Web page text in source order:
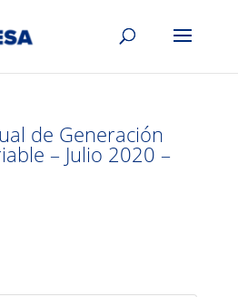
de Generación
– Julio 2020 –